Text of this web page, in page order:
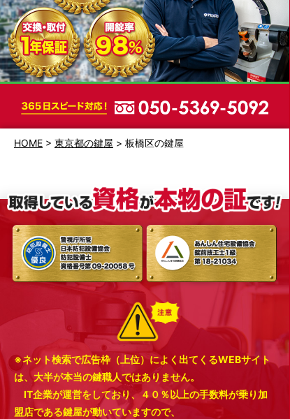
HOME > 東京都の鍵屋 > 板橋区の鍵屋
※ネット検索で広告枠（上位）によく出てくるWEBサイト
は、大半が本当の鍵職人ではありません。
IT企業が運営をしており、４０％以上の手数料が乗り加
盟店である鍵屋が動いていますので、